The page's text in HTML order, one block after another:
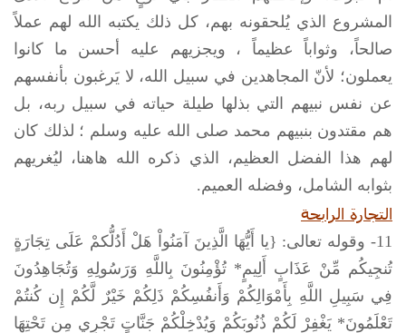
المشروع الذي يُلحقونه بهم، كل ذلك يكتبه الله لهم عملاً
صالحاً، وثواباً عظيماً ، ويجزيهم عليه أحسن ما كانوا
يعملون؛ لأنّ المجاهدين في سبيل الله، لا يَرغبون بأنفسهم
عن نفس نبيهم التي بذلها طيلة حياته في سبيل ربه، بل
هم مقتدون بنبيهم محمد صلى الله عليه وسلم ؛ لذلك كان
لهم هذا الفضل العظيم، الذي ذكره الله هاهنا، ليُغريهم
بثوابه الشامل، وفضله العميم.
التجارة الرابحة
11- وقوله تعالى: {يا أَيُّهَا الَّذِينَ آمَنُواْ هَلْ أَدُلُّكمْ عَلَى تِجَارَةٍ
تُنجِيكُم مِّنْ عَذَابٍ أَلِيمٍ* تُؤْمِنُونَ بِاللَّهِ وَرَسُولِهِ وَتُجَاهِدُونَ
فِي سَبِيلِ اللَّهِ بِأَمْوَالِكُمْ وَأَنفُسِكُمْ ذَلِكُمْ خَيْرٌ لَّكُمْ إِن كُنتُمْ
تَعْلَمُونَ* يَغْفِرْ لَكُمْ ذُنُوبَكُمْ وَيُدْخِلْكُمْ جَنَّاتٍ تَجْرِي مِن تَحْتِهَا